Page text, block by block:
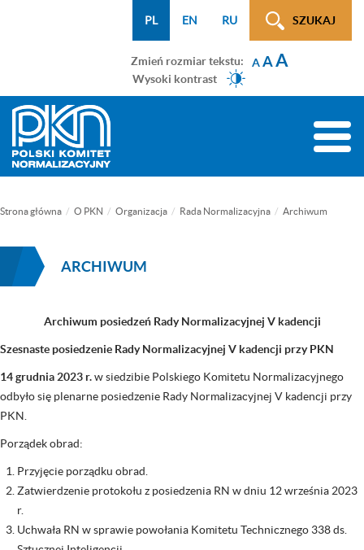
(tylko
na
podstronach)
SZUKAJ
PL EN RU
Zmień rozmiar tekstu: AAA
Wysoki kontrast
Toggle
Strona główna O PKN Organizacja Rada Normalizacyjna Archiwum
ARCHIWUM
Archiwum posiedzeń Rady Normalizacyjnej V kadencji
Szesnaste posiedzenie Rady Normalizacyjnej V kadencji przy PKN
14 grudnia 2023 r.w siedzibie Polskiego Komitetu Normalizacyjnego
odbyło się plenarne posiedzenie Rady Normalizacyjnej V kadencji przy
PKN.
Porządek obrad:
Przyjęcie porządku obrad.
Zatwierdzenie protokołu z posiedzenia RN w dniu 12 września 2023
r.
Uchwała RN w sprawie powołania Komitetu Technicznego 338 ds.